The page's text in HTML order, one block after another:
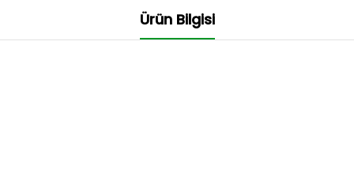
Ürün Bilgisi